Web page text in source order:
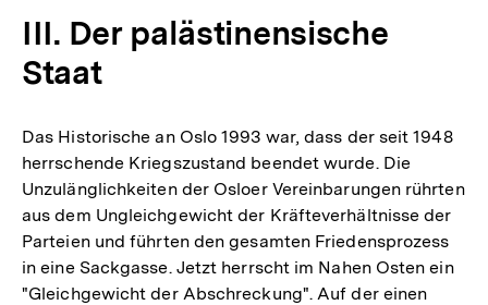
III. Der palästinensische
Staat
Das Historische an Oslo 1993 war, dass der seit 1948
herrschende Kriegszustand beendet wurde. Die
Unzulänglichkeiten der Osloer Vereinbarungen rührten
aus dem Ungleichgewicht der Kräfteverhältnisse der
Parteien und führten den gesamten Friedensprozess
in eine Sackgasse. Jetzt herrscht im Nahen Osten ein
"Gleichgewicht der Abschreckung". Auf der einen